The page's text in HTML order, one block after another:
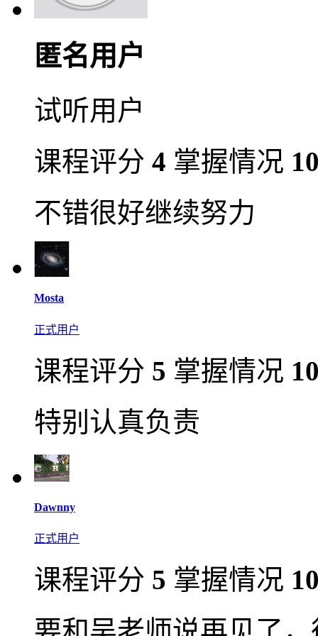
匿名用户
试听用户
课程评分 4 掌握情况
不错很好继续努力
Mosta
正式用户
课程评分 5 掌握情况
特别认真负责
Dawnny
正式用户
课程评分 5 掌握情况